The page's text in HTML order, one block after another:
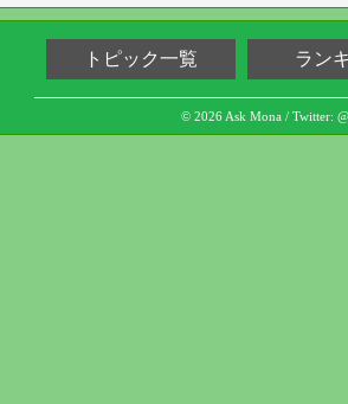
トピック一覧 ラン
© 2026 Ask Mona / Twitter: